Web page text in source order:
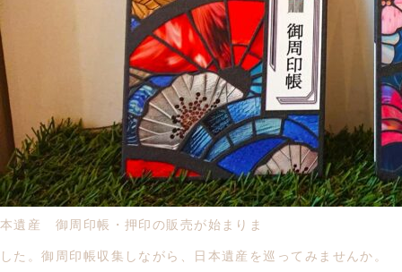
本遺産 御周印帳・押印の販売が始まりま
した。御周印帳収集しながら、日本遺産を巡ってみませんか。